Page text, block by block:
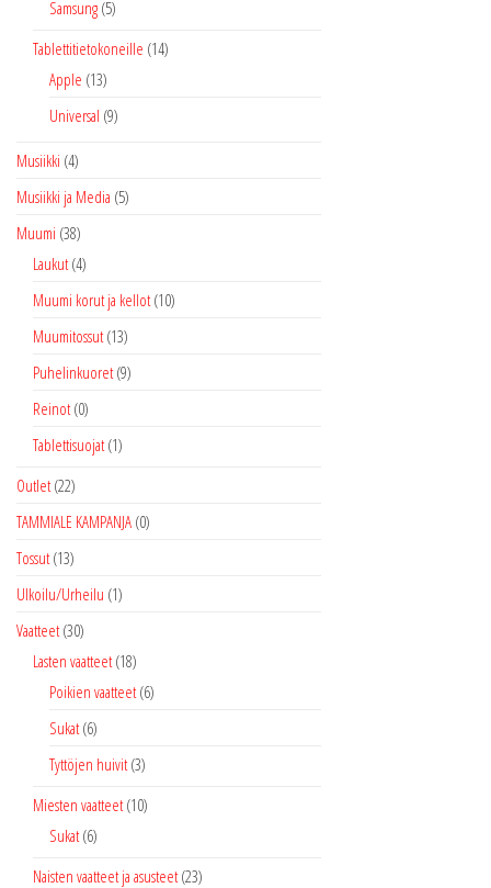
Samsung (5)
Tablettitietokoneille (14)
Apple (13)
Universal (9)
Musiikki (4)
Musiikki ja Media (5)
Muumi (38)
Laukut (4)
Muumi korut ja kellot (10)
Muumitossut (13)
Puhelinkuoret (9)
Reinot (0)
Tablettisuojat (1)
Outlet (22)
TAMMIALE KAMPANJA (0)
Tossut (13)
Ulkoilu/Urheilu (1)
Vaatteet (30)
Lasten vaatteet (18)
Poikien vaatteet (6)
Sukat (6)
Tyttöjen huivit (3)
Miesten vaatteet (10)
Sukat (6)
Naisten vaatteet ja asusteet (23)